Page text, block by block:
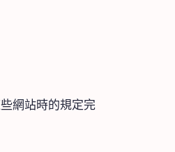
網站時的規定完